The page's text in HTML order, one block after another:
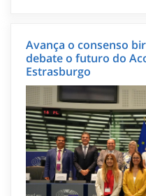
Avança o consenso
debate o futuro do
Estrasburgo